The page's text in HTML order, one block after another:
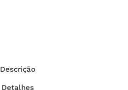
Descrição
Detalhes